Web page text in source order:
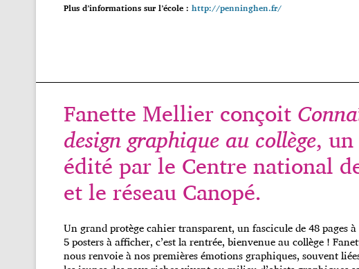
Plus d’informations sur l’école : http://penninghen.fr/
Fanette Mellier conçoit
design graphique au collège,
édité par le Centre national
et le réseau Canopé.
Un grand protège cahier transparent, un fascicule de 48 pages
5 posters à afficher, c’est la rentrée, bienvenue au collège !
nous renvoie à nos premières émotions graphiques, souvent